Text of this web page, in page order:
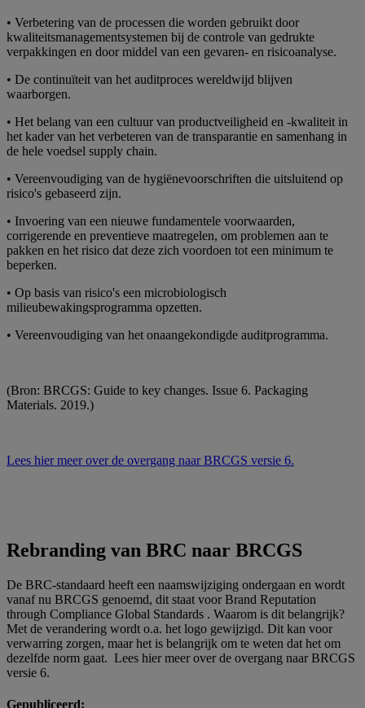
• Verbetering van de processen die worden gebruikt door
kwaliteitsmanagementsystemen bij de controle van gedrukte
verpakkingen en door middel van een gevaren- en risicoanalyse.
• De continuïteit van het auditproces wereldwijd blijven
waarborgen.
• Het belang van een cultuur van productveiligheid en -kwaliteit in
het kader van het verbeteren van de transparantie en samenhang in
de hele voedsel supply chain.
• Vereenvoudiging van de hygiënevoorschriften die uitsluitend op
risico's gebaseerd zijn.
• Invoering van een nieuwe fundamentele voorwaarden,
corrigerende en preventieve maatregelen, om problemen aan te
pakken en het risico dat deze zich voordoen tot een minimum te
beperken.
• Op basis van risico's een microbiologisch
milieubewakingsprogramma opzetten.
• Vereenvoudiging van het onaangekondigde auditprogramma.
(Bron: BRCGS: Guide to key changes. Issue 6. Packaging
Materials. 2019.)
Lees hier meer over de overgang naar BRCGS versie 6.
Rebranding van BRC naar BRCGS
De BRC-standaard heeft een naamswijziging ondergaan en wordt
vanaf nu BRCGS genoemd, dit staat voor Brand Reputation
through Compliance Global Standards . Waarom is dit belangrijk?
Met de verandering wordt o.a. het logo gewijzigd. Dit kan voor
verwarring zorgen, maar het is belangrijk om te weten dat het om
dezelfde norm gaat. Lees hier meer over de overgang naar BRCGS
versie 6.
Gepubliceerd: